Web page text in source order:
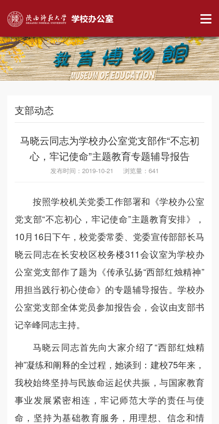
支部动态
马晓云同志为学校办公室党支部作“不忘初
心，牢记使命”主题教育专题辅导报告
发布时间：2019-10-21 浏览量： 641
按照学校机关党委工作部署和《学校办公室
党支部“不忘初心，牢记使命”主题教育安排》，
10月16日下午，校党委常委、党委宣传部部长马
晓云同志在长安校区校务楼311会议室为学校办
公室党支部作了题为《传承弘扬“西部红烛精神”
用担当践行初心使命》的专题辅导报告。学校办
公室党支部全体党员参加报告会，会议由支部书
记辛峰同志主持。
马晓云同志首先向大家介绍了“西部红烛精
神”凝练和阐释的全过程，她谈到：建校75年来，
我校始终坚持与民族命运起伏共振，与国家教育
事业发展紧密相连，牢记师范大学的责任与使
命，坚持为基础教育服务，用理想、信念和情